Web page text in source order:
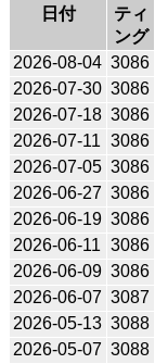
日付
ティ
ング
2026-08-04 3086
2026-07-30 3086
2026-07-18 3086
2026-07-11 3086
2026-07-05 3086
2026-06-27 3086
2026-06-19 3086
2026-06-11 3086
2026-06-09 3086
2026-06-07 3087
2026-05-13 3088
2026-05-07 3088